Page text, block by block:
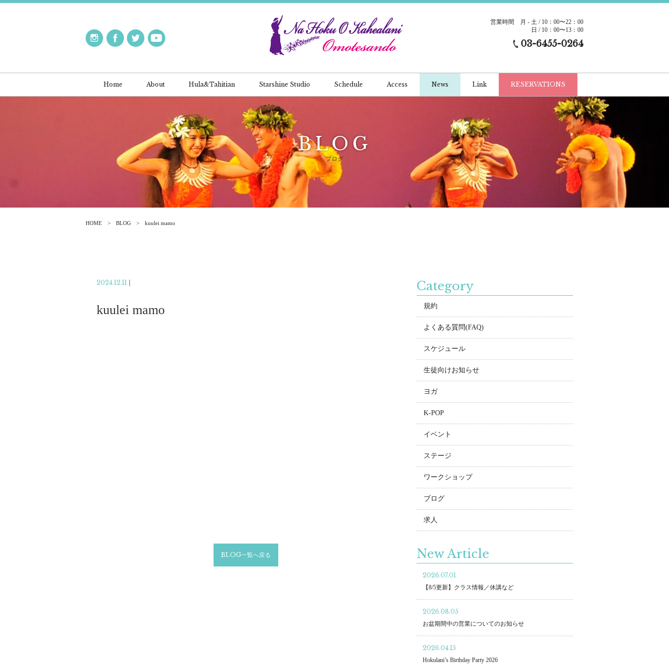
営業時間
月 - 土 / 10：00〜22：00
日 / 10：00〜13：00
03-6455-0264
Home About Hula&Tahitian Starshine Studio Schedule Access News Link RESERVATIONS
BLOG
ブログ
HOME BLOG kuulei mamo
2024.12.11|
kuulei mamo
BLOG一覧へ戻る
Category
規約
よくある質問(FAQ)
スケジュール
生徒向けお知らせ
ヨガ
K-POP
イベント
ステージ
ワークショップ
ブログ
求人
New Article
2026.07.01
【8/5更新】クラス情報／休講など
2026.08.05
お盆期間中の営業についてのお知らせ
2026.04.15
Hokulani’s Birthday Party 2026